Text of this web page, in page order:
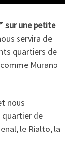
sur une petite
servira de
quartiers de
Murano
nous
quartier de
le Rialto, la